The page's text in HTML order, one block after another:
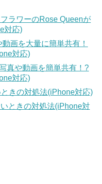
ラワーのRose Queenが
対応)
画を大量に簡単共有！
対応)
真や動画を簡単共有！?
対応)
きの対処法(iPhone対応)
ときの対処法(iPhone対